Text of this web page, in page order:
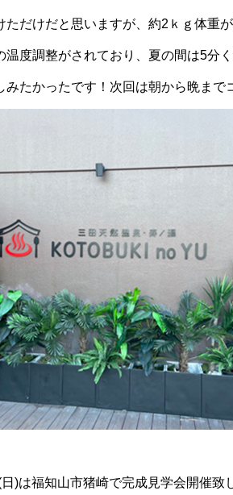
ただけだと思いますが、約2ｋｇ体重が
温度調整がされており、夏の間は5分
みたかったです！次回は朝から晩まで
)は福知山市猪崎で完成見学会開催致